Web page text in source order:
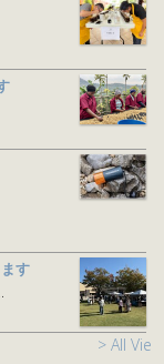
す
> All View